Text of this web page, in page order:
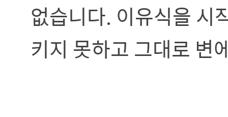
없습니다. 이유식을 시
키지 못하고 그대로 변